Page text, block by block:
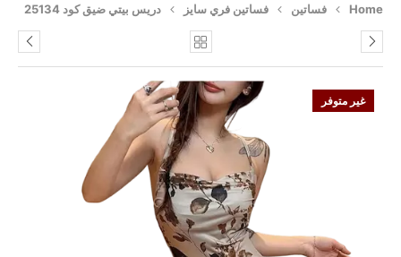
Home فساتين فساتين فري سايز دريس بيتي ضيق كود 25134
غير متوفر